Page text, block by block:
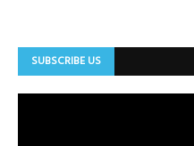
SUBSCRIBE US